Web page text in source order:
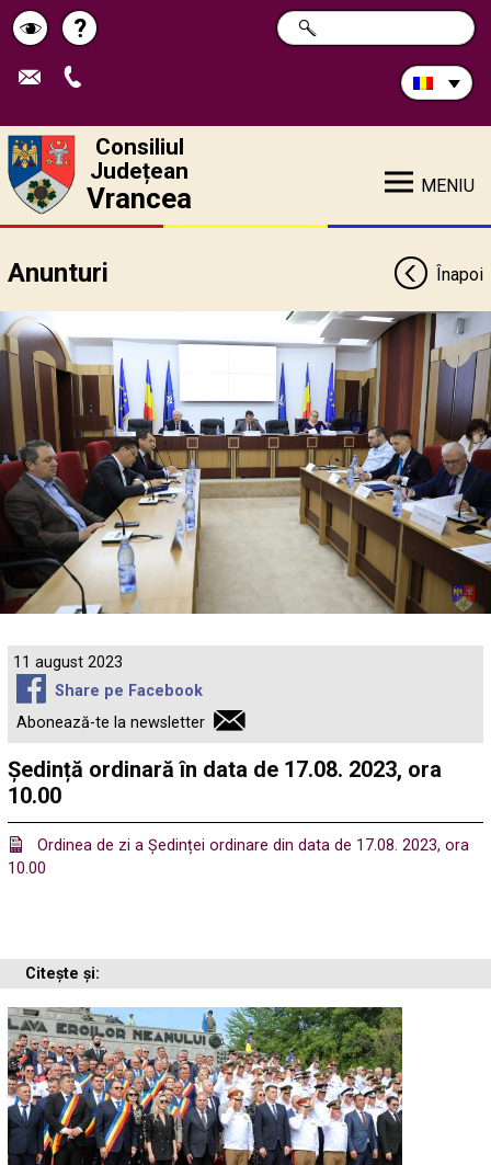
Schimbă
contrastul
Pagina
de
?
Caută
în
CAUTĂ
Consiliul
Județean
Vrancea MENIU
Anunturi Înapoi
11 august 2023
Share pe Facebook
Abonează-te la newsletter
Ședință ordinară în data de 17.08. 2023, ora
10.00
Ordinea de zi a Ședinței ordinare din data de 17.08. 2023, ora
10.00
Citește și: